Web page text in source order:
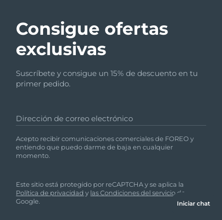
Consigue ofertas
exclusivas
Suscríbete y consigue un 15% de descuento en tu
primer pedido.
Dirección de correo electrónico
Acepto recibir comunicaciones comerciales de FOREO y
entiendo que puedo darme de baja en cualquier
momento.
Este sitio está protegido por reCAPTCHA y se aplica la
Política de privacidad y las Condiciones del servicio de
Google.
Iniciar chat